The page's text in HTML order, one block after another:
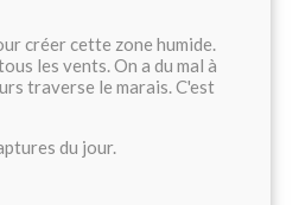
créer cette zone humide.
les vents. On a du mal à
traverse le marais. C'est
du jour.